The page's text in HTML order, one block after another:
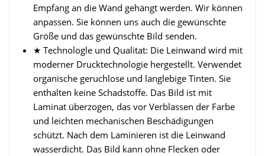
Empfang an die Wand gehängt werden. Wir können
anpassen. Sie können uns auch die gewünschte
Größe und das gewünschte Bild senden.
★ Technologle und Qualitat: Die Leinwand wird mit
moderner Drucktechnologie hergestellt. Verwendet
organische geruchlose und langlebige Tinten. Sie
enthalten keine Schadstoffe. Das Bild ist mit
Laminat überzogen, das vor Verblassen der Farbe
und leichten mechanischen Beschädigungen
schützt. Nach dem Laminieren ist die Leinwand
wasserdicht. Das Bild kann ohne Flecken oder